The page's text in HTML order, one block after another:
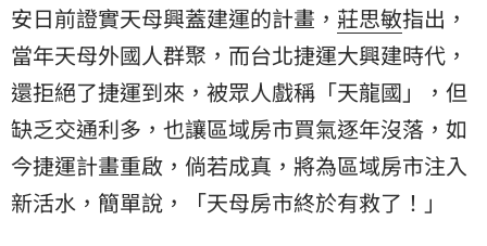
安日前證實天母興蓋建運的計畫， 莊思敏指出，
當年天母外國人群聚，而台北捷運大興建時代，
還拒絕了捷運到來，被眾人戲稱「天龍國」，但
缺乏交通利多，也讓區域房市買氣逐年沒落，如
今捷運計畫重啟，倘若成真，將為區域房市注入
新活水，簡單說，「天母房市終於有救了！」